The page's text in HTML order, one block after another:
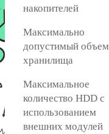
накопителей
Максимально
допустимый объем
хранилища
Максимальное
количество HDD с
использованием
внешних модулей